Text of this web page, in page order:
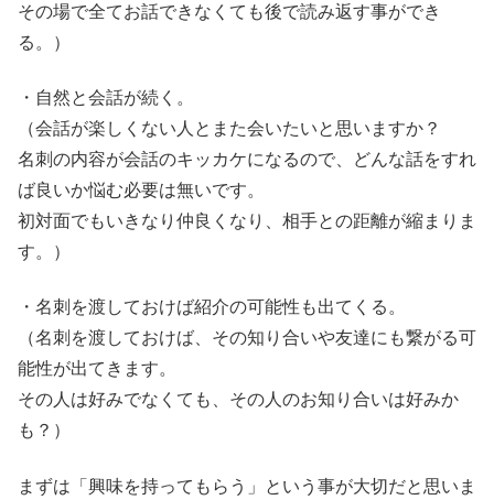
その場で全てお話できなくても後で読み返す事ができ
る。）
・自然と会話が続く。
（会話が楽しくない人とまた会いたいと思いますか？
名刺の内容が会話のキッカケになるので、どんな話をすれ
ば良いか悩む必要は無いです。
初対面でもいきなり仲良くなり、相手との距離が縮まりま
す。）
・名刺を渡しておけば紹介の可能性も出てくる。
（名刺を渡しておけば、その知り合いや友達にも繋がる可
能性が出てきます。
その人は好みでなくても、その人のお知り合いは好みか
も？）
まずは「興味を持ってもらう」という事が大切だと思いま